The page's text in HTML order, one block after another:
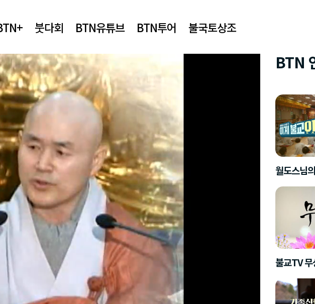
붓다회 BTN유튜브 BTN투어 불국토상조
BTN
월도스님
불교TV